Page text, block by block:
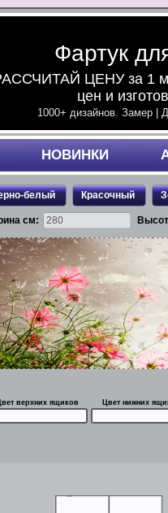
Фартук
ЦЕНУ за 1
цен и
1000+ дизайнов. Замер |
НОВИНКИ
белый Красочный
см:
верхних ящиков Цвет нижних